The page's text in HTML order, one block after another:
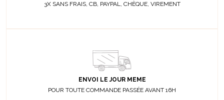
3X SANS FRAIS, CB, PAYPAL, CHÈQUE, VIREMENT
ENVOI LE JOUR MEME
POUR TOUTE COMMANDE PASSÉE AVANT 16H